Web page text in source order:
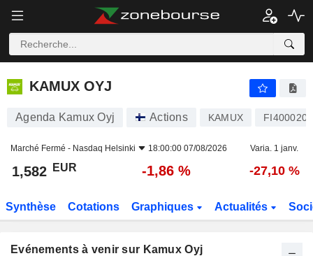
KAMUX OYJ
KAMUX OYJ
Agenda Kamux Oyj Actions KAMUX
Marché Fermé - Nasdaq Helsinki 18:00:00 07/08/2026 Varia. 1 janv.
1,582 EUR -1,86 % -27,10 %
Synthèse Cotations Graphiques Actualités
Evénements à venir sur Kamux Oyj